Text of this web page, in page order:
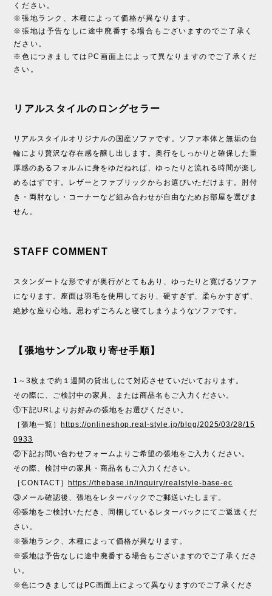
ください。
※張地ランク、木種によって価格が異なります。
※張地は予告なしに途中廃番する場合もございますのでご了承く
ださい。
※色につきましてはPC画面上によって異なりますのでご了承くだ
さい。
リアルスタイルのロングセラー
リアルスタイルオリジナルの国産ソファです。ソファ本体と無垢の台
輪により贅沢な存在感を醸し出します。奥行をしっかりと確保した重
厚感のあるフォルムに身をゆだねれば、ゆったりと流れる時間が楽し
めるはずです。レザーとファブリックからお選びいただけます。肘付
き・両肘なし・コーナーなど組み合わせが自由なためお部屋を選びま
せん。
STAFF COMMENT
スタンダートな形ですが奥行がとてもあり、ゆったりと寛げるソファ
になります。座面は羽毛を使用しており、硬すぎず、柔らかすぎず、
絶妙な座り心地。思わずごろんと寝てしまうようなソファです。
【張地サンプル取り寄せ手順】
1～3枚まで約１週間の貸出しにて対応させていだいております。
その際に、ご検討中の家具、または商品名もご入力ください。
①下記URLよりお好みの張地をお選びください。
［張地一覧］
https://onlineshop.real-style.jp/blog/2025/03/28/15
0933
②下記お問い合わせフォームよりご希望の張地をご入力ください。
その際、検討中の家具・商品名もご入力ください。
［CONTACT］
https://thebase.in/inquiry/realstyle-base-ec
③メール確認後、張地をレターパックでご郵送いたします。
④張地をご検討いただき、同梱しているレターパックにてご返送くだ
さい。
※張地ランク、木種によって価格が異なります。
※張地は予告なしに途中廃番する場合もございますのでご了承くださ
い。
※色につきましてはPC画面上によって異なりますのでご了承くださ